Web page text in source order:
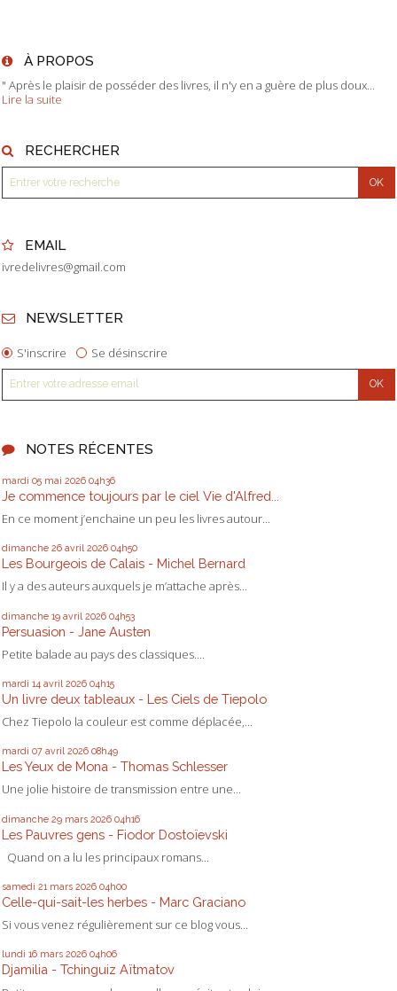
À PROPOS
" Après le plaisir de posséder des livres, il n'y en a guère de plus doux...
Lire la suite
RECHERCHER
EMAIL
ivredelivres@gmail.com
NEWSLETTER
S'inscrire Se désinscrire
NOTES RÉCENTES
mardi 05 mai 2026 04h36
Je commence toujours par le ciel Vie d'Alfred...
En ce moment j’enchaine un peu les livres autour...
dimanche 26 avril 2026 04h50
Les Bourgeois de Calais - Michel Bernard
Il y a des auteurs auxquels je m’attache après...
dimanche 19 avril 2026 04h53
Persuasion - Jane Austen
Petite balade au pays des classiques....
mardi 14 avril 2026 04h15
Un livre deux tableaux - Les Ciels de Tiepolo
Chez Tiepolo la couleur est comme déplacée,...
mardi 07 avril 2026 08h49
Les Yeux de Mona - Thomas Schlesser
Une jolie histoire de transmission entre une...
dimanche 29 mars 2026 04h16
Les Pauvres gens - Fiodor Dostoïevski
Quand on a lu les principaux romans...
samedi 21 mars 2026 04h00
Celle-qui-sait-les herbes - Marc Graciano
Si vous venez régulièrement sur ce blog vous...
lundi 16 mars 2026 04h06
Djamilia - Tchinguiz Aïtmatov